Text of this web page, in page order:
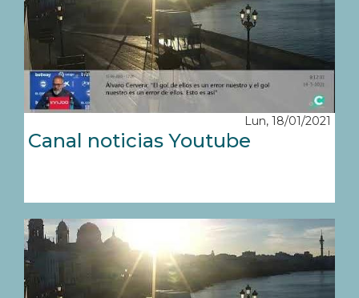
Lun, 18/01/2021
Canal noticias Youtube